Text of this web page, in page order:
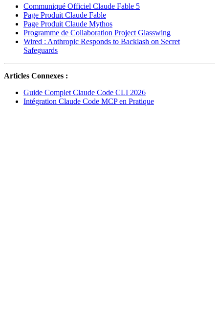
Communiqué Officiel Claude Fable 5
Page Produit Claude Fable
Page Produit Claude Mythos
Programme de Collaboration Project Glasswing
Wired : Anthropic Responds to Backlash on Secret
Safeguards
Articles Connexes :
Guide Complet Claude Code CLI 2026
Intégration Claude Code MCP en Pratique